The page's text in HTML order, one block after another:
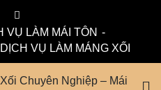
VỤ LÀM MÁI TÔN
DỊCH VỤ LÀM MÁNG XỐI